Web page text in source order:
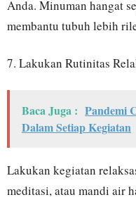
Anda. Minuman hangat
membantu tubuh lebih
7. Lakukan Rutinitas
Baca Juga : Pandemi
Dalam Setiap Kegiatan
Lakukan kegiatan
meditasi, atau mandi air